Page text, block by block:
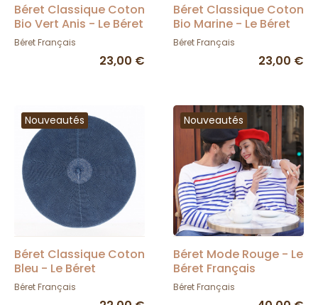
Béret Classique Coton
Bio Vert Anis - Le Béret
Français
Béret Français
23,00 €
Béret Classique Coton
Bio Marine - Le Béret
Français
Béret Français
23,00 €
Nouveautés
Béret Classique Coton
Bleu - Le Béret
Français
Béret Français
Nouveautés
Béret Mode Rouge - Le
Béret Français
Béret Français